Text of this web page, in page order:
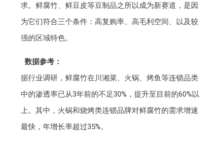
求。鲜腐竹、鲜豆皮等豆制品之所以成为新赛道，是因
为它们符合三个条件：高复购率、高毛利空间、以及较
强的区域特色。
数据参考：
据行业调研，鲜腐竹在川湘菜、火锅、烤鱼等连锁品类
中的渗透率已从3年前的不足30%，提升至目前的60%以
上。其中，火锅和烧烤类连锁品牌对鲜腐竹的需求增速
最快，年增长率超过35%。